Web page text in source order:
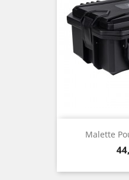
Malette